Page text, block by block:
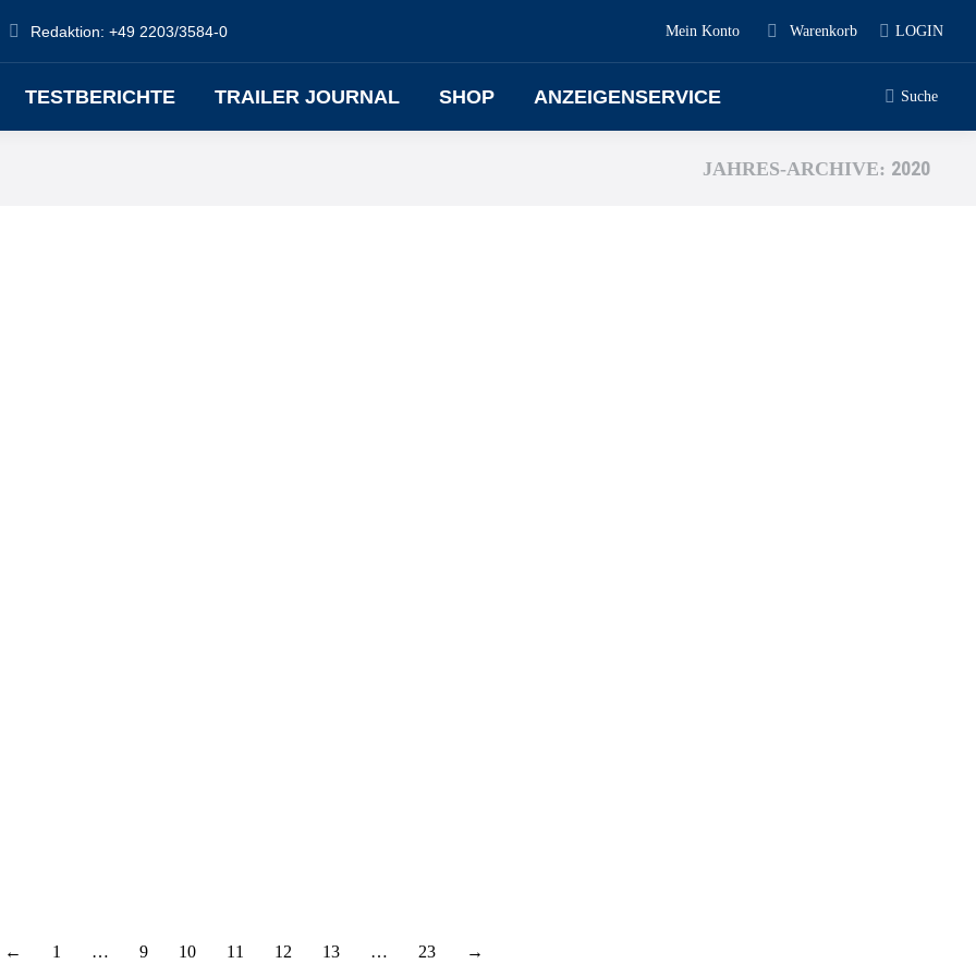
Redaktion: +49 2203/3584-0 Mein Konto Warenkorb LOGIN
TESTBERICHTE TRAILER JOURNAL SHOP ANZEIGENSERVICE Search:
Suche
JAHRES-ARCHIVE: 2020
← 1 … 9 10 11 12 13 … 23 →